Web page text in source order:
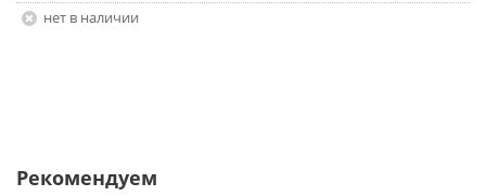
Нет в наличии
Рекомендуем